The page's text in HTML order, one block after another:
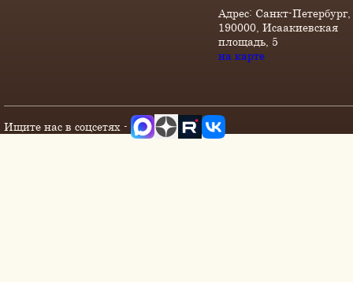
Адрес: Санкт-Петербург,
190000, Исаакиевская
площадь, 5
на карте
Ищите нас в соцсетях -